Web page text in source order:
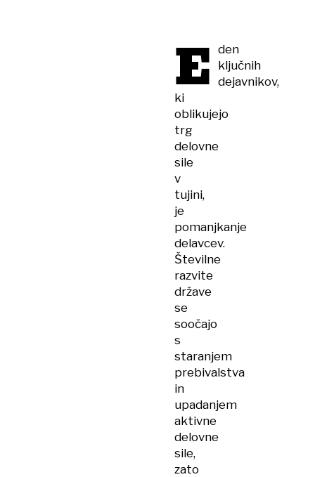
E den
ključnih
dejavnikov,
ki
oblikujejo
trg
delovne
sile
v
tujini,
je
pomanjkanje
delavcev.
Številne
razvite
države
se
soočajo
s
staranjem
prebivalstva
in
upadanjem
aktivne
delovne
sile,
zato